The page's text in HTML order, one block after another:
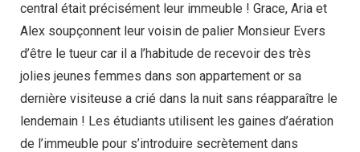
central était précisément leur immeuble ! Grace, Aria et
Alex soupçonnent leur voisin de palier Monsieur Evers
d’être le tueur car il a l’habitude de recevoir des très
jolies jeunes femmes dans son appartement or sa
dernière visiteuse a crié dans la nuit sans réapparaître le
lendemain ! Les étudiants utilisent les gaines d’aération
de l’immeuble pour s’introduire secrètement dans